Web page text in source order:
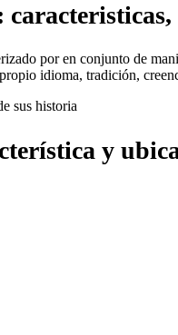
por en conjunto de
idioma, tradición,
y